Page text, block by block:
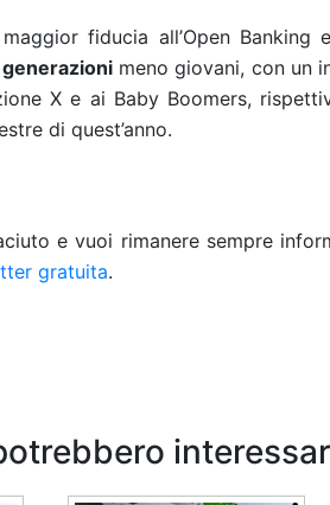
fiducia all’Open Banking
meno giovani, con un
X e ai Baby Boomers,
di quest’anno.
e vuoi rimanere sempre
gratuita.